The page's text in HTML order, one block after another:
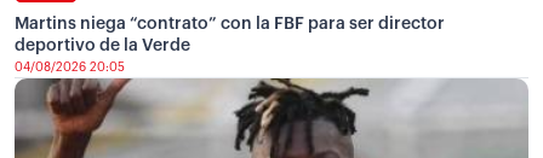
Martins niega “contrato” con la FBF para ser director
deportivo de la Verde
04/08/2026 20:05